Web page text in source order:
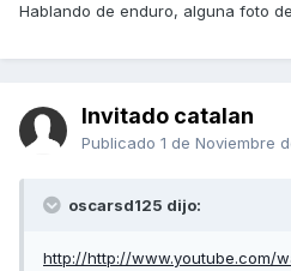
Hablando de enduro, alguna foto
Invitado catalan
Publicado 1 de Noviembre
oscarsd125 dijo:
http://http://www.youtube.com/